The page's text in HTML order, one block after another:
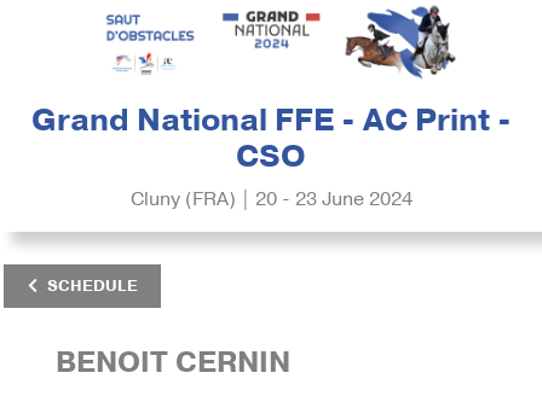
Grand National FFE - AC Print -
CSO
Cluny (FRA) | 20 - 23 June 2024
SCHEDULE
BENOIT CERNIN